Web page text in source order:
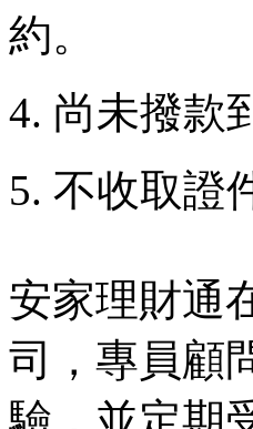
約。
4. 尚未撥款
5. 不收取證
安家理財通
司，專員顧
驗，並定期